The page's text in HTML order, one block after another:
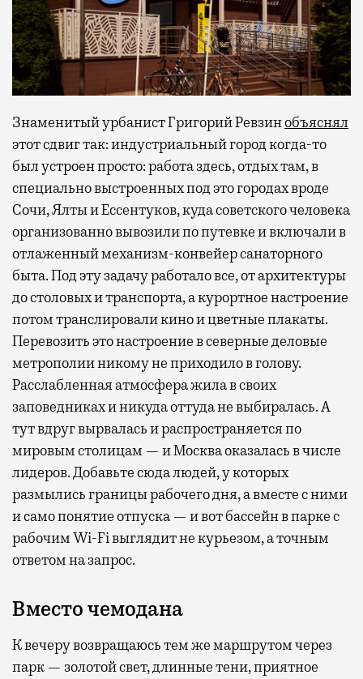
Знаменитый урбанист Григорий Ревзинобъяснял
этот сдвиг так: индустриальный город когда-то
был устроен просто: работа здесь, отдых там, в
специально выстроенных под это городах вроде
Сочи, Ялты и Ессентуков, куда советского человека
организованно вывозили по путевке и включали в
отлаженный механизм-конвейер санаторного
быта. Под эту задачу работало все, от архитектуры
до столовых и транспорта, а курортное настроение
потом транслировали кино и цветные плакаты.
Перевозить это настроение в северные деловые
метрополии никому не приходило в голову.
Расслабленная атмосфера жила в своих
заповедниках и никуда оттуда не выбиралась. А
тут вдруг вырвалась и распространяется по
мировым столицам — и Москва оказалась в числе
лидеров. Добавьте сюда людей, у которых
размылись границы рабочего дня, а вместе с ними
и само понятие отпуска — и вот бассейн в парке с
рабочим Wi-Fi выглядит не курьезом, а точным
ответом на запрос.
Вместо чемодана
К вечеру возвращаюсь тем же маршрутом через
парк — золотой свет, длинные тени, приятное